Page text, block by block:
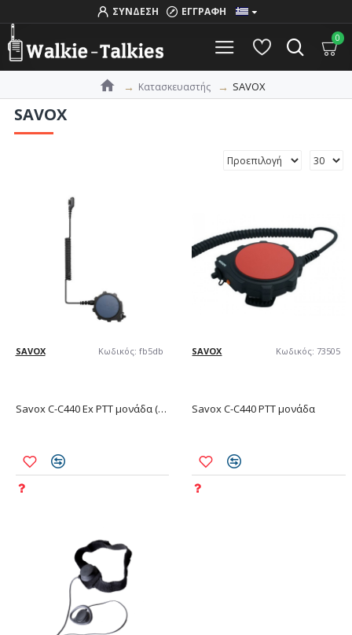
ΣΥΝΔΕΣΗ ΕΓΓΡΑΦΗ
0
Κατασκευαστής SAVOX
SAVOX
SAVOX Κωδικός: fb5db
Savox C-C440 Ex PTT μονάδα (ATEX/IECEx)
SAVOX Κωδικός: 73505
Savox C-C440 PTT μονάδα